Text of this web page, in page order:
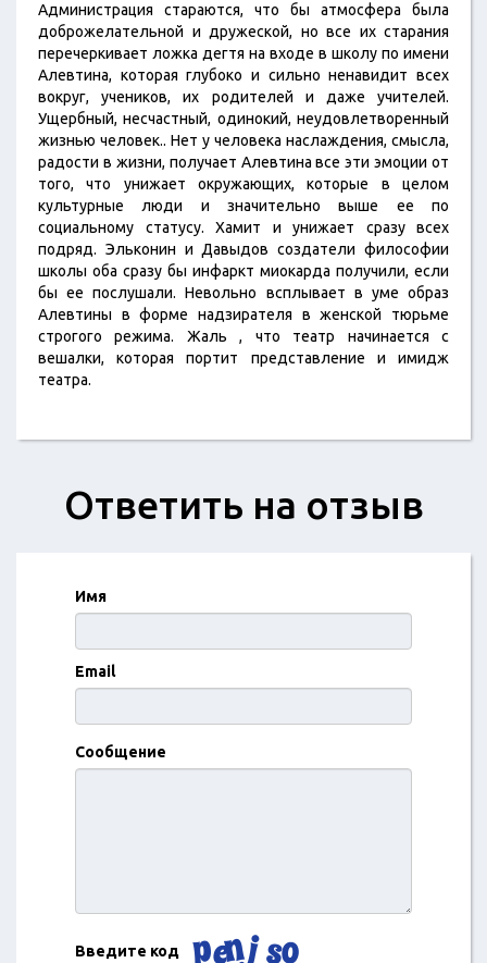
Администрация стараются, что бы атмосфера была
доброжелательной и дружеской, но все их старания
перечеркивает ложка дегтя на входе в школу по имени
Алевтина, которая глубоко и сильно ненавидит всех
вокруг, учеников, их родителей и даже учителей.
Ущербный, несчастный, одинокий, неудовлетворенный
жизнью человек.. Нет у человека наслаждения, смысла,
радости в жизни, получает Алевтина все эти эмоции от
того, что унижает окружающих, которые в целом
культурные люди и значительно выше ее по
социальному статусу. Хамит и унижает сразу всех
подряд. Эльконин и Давыдов создатели философии
школы оба сразу бы инфаркт миокарда получили, если
бы ее послушали. Невольно всплывает в уме образ
Алевтины в форме надзирателя в женской тюрьме
строгого режима. Жаль , что театр начинается с
вешалки, которая портит представление и имидж
театра.
Ответить на отзыв
Имя
Email
Сообщение
Введите код